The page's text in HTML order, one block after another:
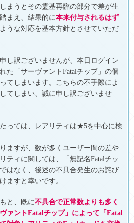
まうとその霊基再臨の部分で差が生
まえ、結果的に本来付与されるはず
ような対応を基本方針とさせていただ
し訳ございませんが、本日ログイン
た「サーヴァントFatalチップ」の個
てしまいます。こちらの不手際によ
てしまい、誠に申し訳ございませ
っては、レアリティは★5を中心に検
ますが、数が多くユーザー間の差や
ティに関しては、「無記名Fatalチッ
はなく、後述の不具合発生のお詫び
ますと幸いです。
と、既に不具合で正常数よりも多く
ァントFatalチップ」によって「Fatal